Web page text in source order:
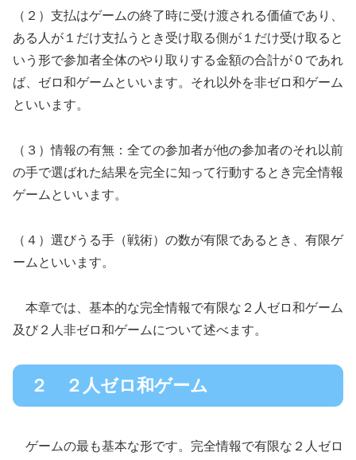
（２）支払はゲームの終了時に受け渡される価値であり、
ある人が１だけ支払うとき受け取る側が１だけ受け取ると
いう形で参加者全体のやり取りする金額の合計が０であれ
ば、ゼロ和ゲームといいます。それ以外を非ゼロ和ゲーム
といいます。
（３）情報の有無：全ての参加者が他の参加者のそれ以前
の手で選ばれた結果を完全に知って行動するとき完全情報
ゲームといいます。
（４）選びうる手（戦術）の数が有限であるとき、有限ゲ
ームといいます。
本章では、基本的な完全情報で有限な２人ゼロ和ゲーム
及び２人非ゼロ和ゲームについて述べます。
２ ２人ゼロ和ゲーム
ゲームの最も基本な形です。完全情報で有限な２人ゼロ